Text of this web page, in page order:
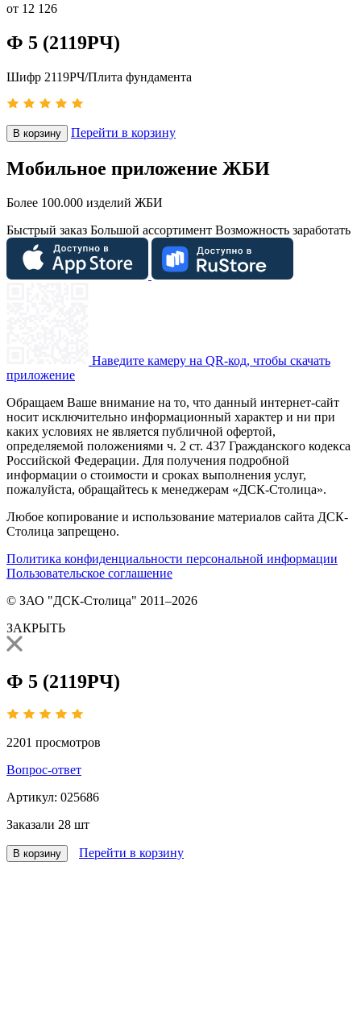
от 12 126
Ф 5 (2119РЧ)
Шифр 2119РЧ/Плита фундамента
В корзину Перейти в корзину
Мобильное приложение ЖБИ
Более 100.000 изделий ЖБИ
Быстрый заказ Большой ассортимент Возможность заработать
Наведите камеру на QR-код, чтобы скачать
приложение
Обращаем Ваше внимание на то, что данный интернет-сайт
носит исключительно информационный характер и ни при
каких условиях не является публичной офертой,
определяемой положениями ч. 2 ст. 437 Гражданского кодекса
Российской Федерации. Для получения подробной
информации о стоимости и сроках выполнения услуг,
пожалуйста, обращайтесь к менеджерам «ДСК-Столица».
Любое копирование и использование материалов сайта ДСК-
Столица запрещено.
Политика конфиденциальности персональной информации
Пользовательское соглашение
© ЗАО "ДСК-Столица" 2011–2026
ЗАКРЫТЬ
Ф 5 (2119РЧ)
2201 просмотров
Вопрос-ответ
Артикул: 025686
Заказали 28 шт
В корзину Перейти в корзину